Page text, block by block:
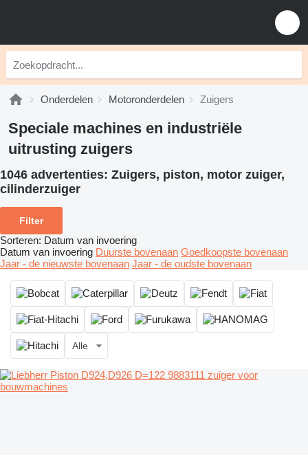
Onderdelen Motoronderdelen Zuigers
Speciale machines en industriële
uitrusting zuigers
1046 advertenties: Zuigers, piston, motor zuiger,
cilinderzuiger
Filter
Sorteren: Datum van invoering
Datum van invoering Duurste bovenaan Goedkoopste bovenaan
Jaar - de nieuwste bovenaan Jaar - de oudste bovenaan
Alle